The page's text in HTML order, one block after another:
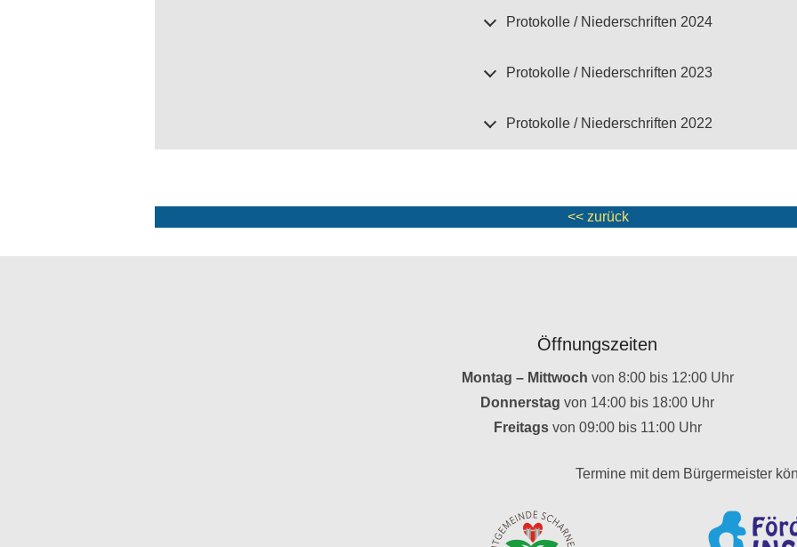
Protokolle / Niederschriften 2024
Protokolle / Niederschriften 2023
Protokolle / Niederschriften 2022
<< zurück
Öffnungszeiten
Montag – Mittwoch von 8:00 bis 12:00 Uhr
Donnerstagvon 14:00 bis 18:00 Uhr
Freitags von 09:00 bis 11:00 Uhr
Termine mit dem Bürgermeister